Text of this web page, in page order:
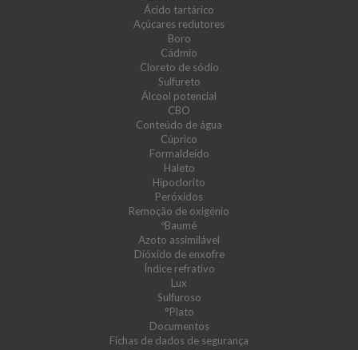
Ácido tartárico
Açúcares redutores
Boro
Cádmio
Cloreto de sódio
Sulfureto
Álcool potencial
CBO
Conteúdo de água
Cúprico
Formaldeído
Haleto
Hipoclorito
Peróxidos
Remoção de oxigénio
ºBaumé
Azoto assimilável
Dióxido de enxofre
Índice refrativo
Lux
Sulfuroso
°Plato
Documentos
Fichas de dados de segurança